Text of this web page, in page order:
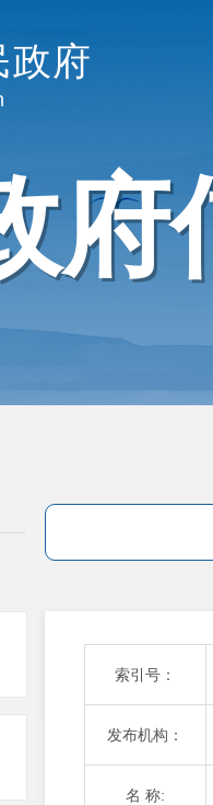
政府
府
索引号：
发布机构：
名 称: